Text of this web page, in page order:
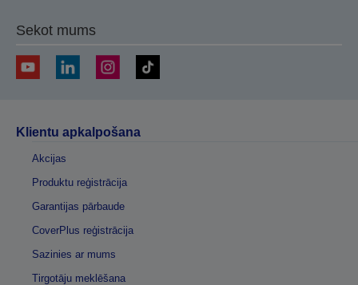
Sekot mums
Klientu apkalpošana
Akcijas
Produktu reģistrācija
Garantijas pārbaude
CoverPlus reģistrācija
Sazinies ar mums
Tirgotāju meklēšana